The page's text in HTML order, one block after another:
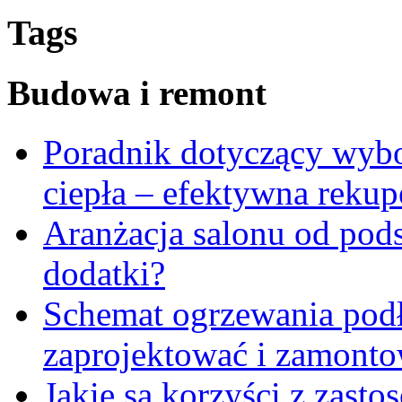
Tags
Budowa i remont
Poradnik dotyczący
ciepła – efektywna
Aranżacja salonu od
dodatki?
Schemat ogrzewania
zaprojektować i